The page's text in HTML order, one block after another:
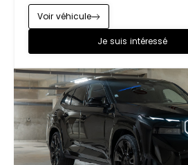
Je suis intéressé
Voir véhicule